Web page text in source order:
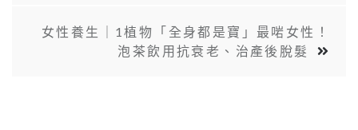
女性養生｜1植物「全身都是寶」最啱女性！
泡茶飲用抗衰老、治產後脫髮